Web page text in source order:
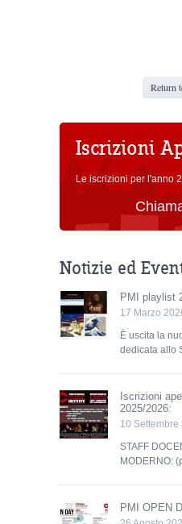
Return
Iscrizioni
Le iscrizioni per l'anno
Notizie ed
PMI playlist
17 Marzo
È uscita la
dedicata allo
Iscrizioni
2025/2026:
10 Settembre
STAFF
MODERNO:
PMI OPEN